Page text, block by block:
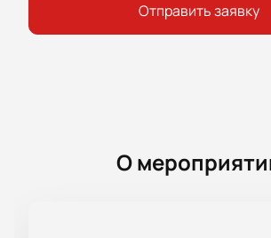
Отправить заявку
О